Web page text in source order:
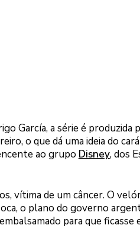
García, a série é produzida
o que dá uma ideia do
ao grupo Disney, dos
vítima de um câncer. O
o plano do governo
para que ficasse